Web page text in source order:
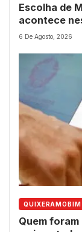
Escolha de
acontece
dos 237
6 De Agosto, 2026
QUIXERAMOBIM
Quem